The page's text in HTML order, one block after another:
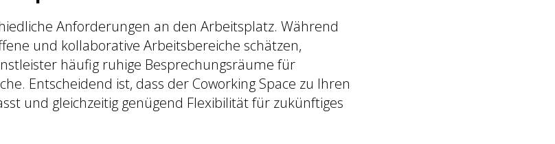
Anforderungen an den Arbeitsplatz. Während
und kollaborative Arbeitsbereiche schätzen,
häufig ruhige Besprechungsräume für
Entscheidend ist, dass der Coworking Space zu Ihren
und gleichzeitig genügend Flexibilität für zukünftiges